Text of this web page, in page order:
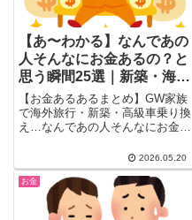
【あ〜わかる】なんであの
人そんなにお金あるの？と
思う瞬間25選｜新築・海外
旅行・習い事・高級車のリ
アル
【お金あるあるまとめ】GW家族
で海外旅行・新築・高級車乗り換
え…なんであの人そんなにお金あ
っちゃけ。実家援助・カード地
獄・インフルエンサー経費活用ま
で、30〜50代女性のリアルな声
を厳選まとめ。
2026.05.20
お金